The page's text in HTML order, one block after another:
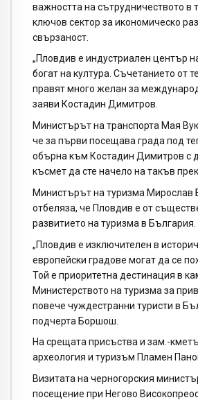
важността на сътрудничеството в
ключов сектор за икономическо
свързаност.
„Пловдив е индустриален център
богат на култура. Съчетанието от
правят много желан за
заяви Костадин Димитров.
Министърът на транспорта Мая
че за първи посещава града под
обърна към Костадин Димитров с
късмет да сте начело на такъв
Министърът на туризма
отбеляза, че Пловдив е от
развитието на туризма в България.
„Пловдив е изключителен в
европейски градове могат да се
Той е приоритетна дестинация в
Министерството на туризма за
повече чуждестранни туристи в
подчерта Боршош.
На срещата присъства и зам.-
археология и туризъм Пламен
Визитата на черногорския
посещение при Негово